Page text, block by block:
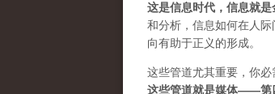
这是信息时代，信息就
和分析，信息如何在人
向有助于正义的形成。
这些管道尤其重要，你
这些管道就是媒体——第